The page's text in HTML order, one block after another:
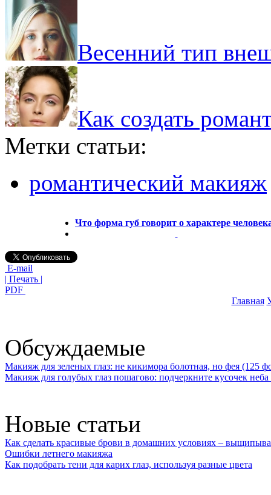
Весенний тип
Как создать
Метки статьи:
романтический макияж
Что форма губ говорит о характере
E-mail
| Печать |
PDF
Главная
Обсуждаемые
Макияж для зеленых глаз: не кикимора болотная, но фея (125
Макияж для голубых глаз пошагово: подчеркните кусочек
Новые статьи
Как сделать красивые брови в домашних условиях –
Ошибки летнего макияжа
Как подобрать тени для карих глаз, используя разные цвета